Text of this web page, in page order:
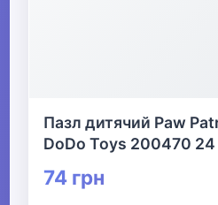
Пазл дитячий Paw
DoDo Toys 200470 24
74 грн